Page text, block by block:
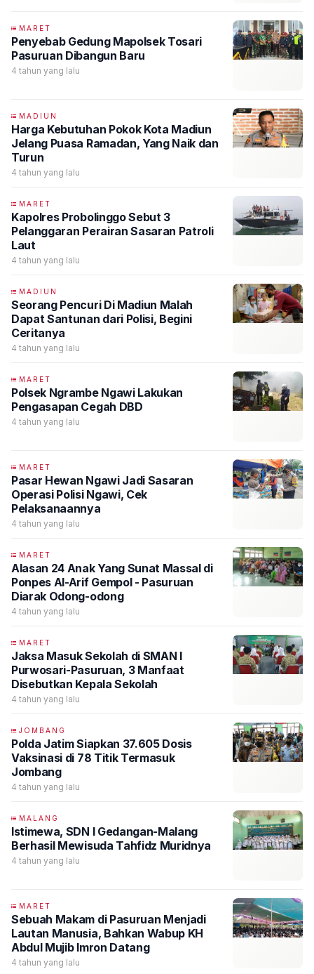
MARET
Penyebab Gedung Mapolsek Tosari
Pasuruan Dibangun Baru
4 tahun yang lalu
MADIUN
Harga Kebutuhan Pokok Kota Madiun
Jelang Puasa Ramadan, Yang Naik dan
Turun
4 tahun yang lalu
MARET
Kapolres Probolinggo Sebut 3
Pelanggaran Perairan Sasaran Patroli
Laut
4 tahun yang lalu
MADIUN
Seorang Pencuri Di Madiun Malah
Dapat Santunan dari Polisi, Begini
Ceritanya
4 tahun yang lalu
MARET
Polsek Ngrambe Ngawi Lakukan
Pengasapan Cegah DBD
4 tahun yang lalu
MARET
Pasar Hewan Ngawi Jadi Sasaran
Operasi Polisi Ngawi, Cek
Pelaksanaannya
4 tahun yang lalu
MARET
Alasan 24 Anak Yang Sunat Massal di
Ponpes Al-Arif Gempol - Pasuruan
Diarak Odong-odong
4 tahun yang lalu
MARET
Jaksa Masuk Sekolah di SMAN I
Purwosari-Pasuruan, 3 Manfaat
Disebutkan Kepala Sekolah
4 tahun yang lalu
JOMBANG
Polda Jatim Siapkan 37.605 Dosis
Vaksinasi di 78 Titik Termasuk
Jombang
4 tahun yang lalu
MALANG
Istimewa, SDN I Gedangan-Malang
Berhasil Mewisuda Tahfidz Muridnya
4 tahun yang lalu
MARET
Sebuah Makam di Pasuruan Menjadi
Lautan Manusia, Bahkan Wabup KH
Abdul Mujib Imron Datang
4 tahun yang lalu